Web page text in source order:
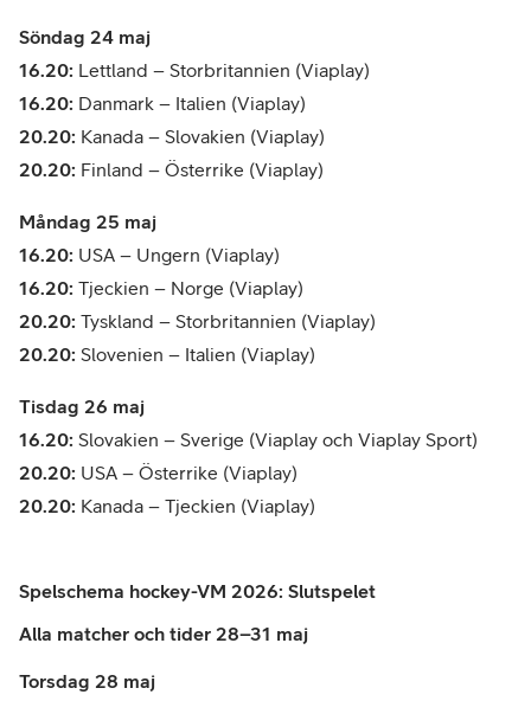
Söndag 24 maj
16.20: Lettland – Storbritannien (Viaplay)
16.20: Danmark – Italien (Viaplay)
20.20: Kanada – Slovakien (Viaplay)
20.20: Finland – Österrike (Viaplay)
Måndag 25 maj
16.20: USA – Ungern (Viaplay)
16.20: Tjeckien – Norge (Viaplay)
20.20: Tyskland – Storbritannien (Viaplay)
20.20: Slovenien – Italien (Viaplay)
Tisdag 26 maj
16.20: Slovakien – Sverige (Viaplay och Viaplay Sport)
20.20: USA – Österrike (Viaplay)
20.20: Kanada – Tjeckien (Viaplay)
Spelschema hockey-VM 2026: Slutspelet
Alla matcher och tider 28–31 maj
Torsdag 28 maj